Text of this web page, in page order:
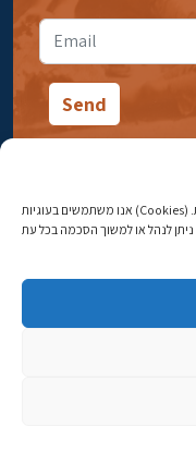
אנו משתמשים בעוגיות (Cookies) לצורך הפעלת האתר, ניתוח ושיווק מותאם אישית.
14 Ibn Gabirol